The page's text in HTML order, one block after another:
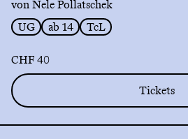
von Nele Pollatschek
UG
ab 14 TcL
CHF 40
Tickets